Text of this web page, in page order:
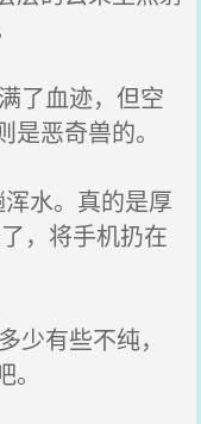
了血迹，但空
恶奇兽的。
水。真的是厚
，将手机扔在
有些不纯，